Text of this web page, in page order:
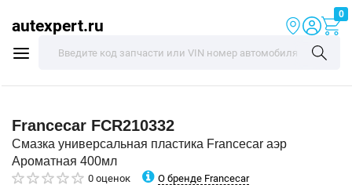
autexpert.ru
0
Francecar FCR210332
Смазка универсальная пластика Francecar аэр
Ароматная 400мл
0 оценок О бренде Francecar